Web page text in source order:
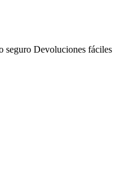
seguro Devoluciones fáciles